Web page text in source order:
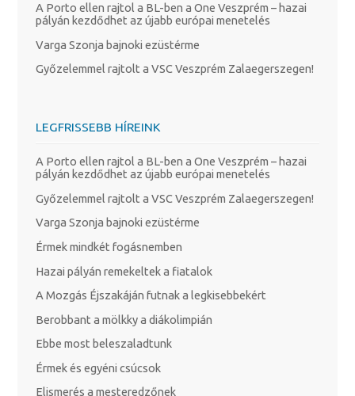
A Porto ellen rajtol a BL-ben a One Veszprém – hazai
pályán kezdődhet az újabb európai menetelés
Varga Szonja bajnoki ezüstérme
Győzelemmel rajtolt a VSC Veszprém Zalaegerszegen!
LEGFRISSEBB HÍREINK
A Porto ellen rajtol a BL-ben a One Veszprém – hazai
pályán kezdődhet az újabb európai menetelés
Győzelemmel rajtolt a VSC Veszprém Zalaegerszegen!
Varga Szonja bajnoki ezüstérme
Érmek mindkét fogásnemben
Hazai pályán remekeltek a fiatalok
A Mozgás Éjszakáján futnak a legkisebbekért
Berobbant a mölkky a diákolimpián
Ebbe most beleszaladtunk
Érmek és egyéni csúcsok
Elismerés a mesteredzőnek